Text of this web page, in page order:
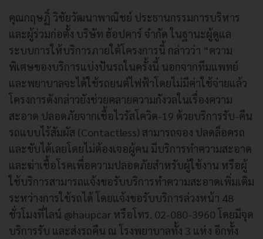
คุณกฤษฏิ์ วิชัยวัฒนาพาณิชย์ ประธานกรรมการบริหาร
และผู้ร่วมก่อตั้ง บริษัท ฮ้อปคาร์ จำกัด ในฐานะผู้ดูแล
ระบบการให้บริการภายใต้โครงการนี้ กล่าวว่า “ความ
พิเศษของบริการแบ่งปันรถในครั้งนี้ นอกจากทีมแพทย์
และพยาบาลจะได้ใช้รถยนต์ไฟฟ้าโดยไม่มีค่าใช้จ่ายแล้ว
โครงการดังกล่าวยังช่วยคลายความกังวลในเรื่องความ
สะอาด ปลอดภัยจากเชื้อไวรัสโควิด-19 ด้วยบริการรับ-คืน
รถแบบไร้สัมผัส (Contactless) สามารถจอง ปลดล็อครถ
และขับได้เลยโดยไม่ต้องเจอผู้คน มีบริการทำความสะอาด
และฆ่าเชื้อโรคเพื่อความปลอดภัยสำหรับผู้ใช้งาน หรือผู้
ใช้บริการสามารถแจ้งขอรับบริการทำความสะอาดเพิ่มเติม
ระหว่างการใช้รถได้ โดยแจ้งขอรับบริการล่วงหน้า 48
ชั่วโมงที่ไลน์ @haupcar หรือโทร. 02-080-3960 โดยมีจุด
บริการรับ และส่งรถคืน ณ โรงพยาบาลทั้ง 3 แห่ง อีกทั้ง